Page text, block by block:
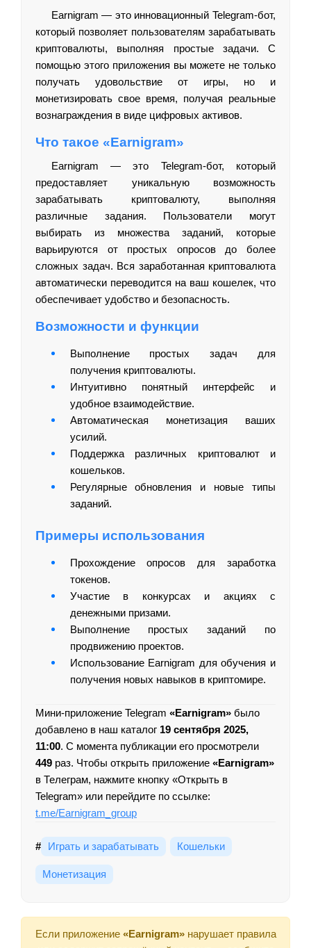
Earnigram — это инновационный Telegram-бот,
который позволяет пользователям зарабатывать
криптовалюты, выполняя простые задачи. С
помощью этого приложения вы можете не только
получать удовольствие от игры, но и
монетизировать свое время, получая реальные
вознаграждения в виде цифровых активов.
Что такое «Earnigram»
Earnigram — это Telegram-бот, который
предоставляет уникальную возможность
зарабатывать криптовалюту, выполняя
различные задания. Пользователи могут
выбирать из множества заданий, которые
варьируются от простых опросов до более
сложных задач. Вся заработанная криптовалюта
автоматически переводится на ваш кошелек, что
обеспечивает удобство и безопасность.
Возможности и функции
Выполнение простых задач для
получения криптовалюты.
Интуитивно понятный интерфейс и
удобное взаимодействие.
Автоматическая монетизация ваших
усилий.
Поддержка различных криптовалют и
кошельков.
Регулярные обновления и новые типы
заданий.
Примеры использования
Прохождение опросов для заработка
токенов.
Участие в конкурсах и акциях с
денежными призами.
Выполнение простых заданий по
продвижению проектов.
Использование Earnigram для обучения и
получения новых навыков в криптомире.
Мини-приложение Telegram «Earnigram» было
добавлено в наш каталог 19 сентября 2025,
11:00. С момента публикации его просмотрели
449 раз. Чтобы открыть приложение «Earnigram»
в Телеграм, нажмите кнопку «Открыть в
Telegram» или перейдите по ссылке:
t.me/Earnigram_group
# Играть и зарабатывать Кошельки
Монетизация
Если приложение «Earnigram»нарушает правила